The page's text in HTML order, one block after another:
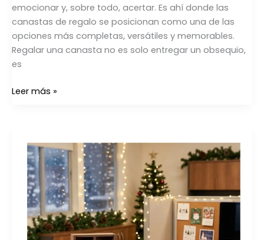
emocionar y, sobre todo, acertar. Es ahí donde las
canastas de regalo se posicionan como una de las
opciones más completas, versátiles y memorables.
Regalar una canasta no es solo entregar un obsequio,
es
Leer más »
Navideñas
Premium